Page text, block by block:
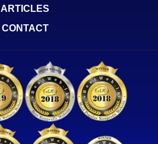
ARTICLES
CONTACT